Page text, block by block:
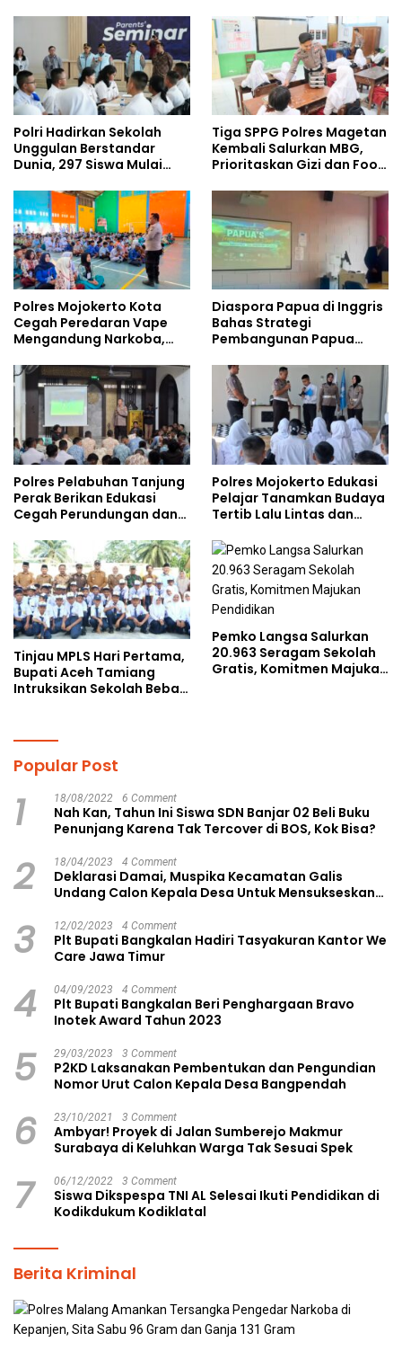
Polri Hadirkan Sekolah
Unggulan Berstandar
Dunia, 297 Siswa Mulai
Tiga SPPG Polres Magetan
Kembali Salurkan MBG,
Prioritaskan Gizi dan Food
Polres Mojokerto Kota
Cegah Peredaran Vape
Mengandung Narkoba,
Kalangan Remaja
Diaspora Papua di Inggris
Bahas Strategi
Pembangunan Papua
Doktoral Internasional
Polres Pelabuhan Tanjung
Perak Berikan Edukasi
Cegah Perundungan dan
kepada Pelajar MPLS
Polres Mojokerto Edukasi
Pelajar Tanamkan Budaya
Tertib Lalu Lintas dan
Tinjau MPLS Hari Pertama,
Bupati Aceh Tamiang
Intruksikan Sekolah Bebas
Pemko Langsa Salurkan
20.963 Seragam Sekolah
Gratis, Komitmen Majukan
Popular Post
1 18/08/2022 6 Comment
Nah Kan, Tahun Ini Siswa SDN Banjar 02 Beli Buku
Penunjang Karena Tak Tercover di BOS, Kok Bisa?
2 18/04/2023 4 Comment
Deklarasi Damai, Muspika Kecamatan Galis
Undang Calon Kepala Desa Untuk Mensukseskan
3 12/02/2023 4 Comment
Plt Bupati Bangkalan Hadiri Tasyakuran Kantor We
Care Jawa Timur
4 04/09/2023 4 Comment
Plt Bupati Bangkalan Beri Penghargaan Bravo
Inotek Award Tahun 2023
5 29/03/2023 3 Comment
P2KD Laksanakan Pembentukan dan Pengundian
Nomor Urut Calon Kepala Desa Bangpendah
6 23/10/2021 3 Comment
Ambyar! Proyek di Jalan Sumberejo Makmur
Surabaya di Keluhkan Warga Tak Sesuai Spek
7 06/12/2022 3 Comment
Siswa Dikspespa TNI AL Selesai Ikuti Pendidikan di
Kodikdukum Kodiklatal
Berita Kriminal